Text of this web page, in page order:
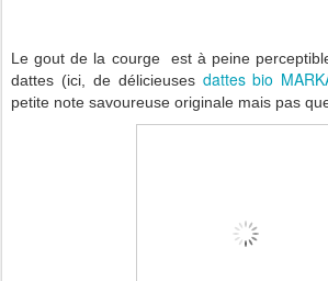
Le gout de la courge est à peine
dattes (ici, de délicieuses dattes bio
petite note savoureuse originale mais pas